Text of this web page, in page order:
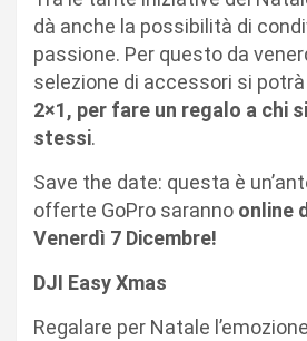
dà anche la possibilità di
passione. Per questo da
selezione di accessori si
2×1, per fare un regalo a chi
stessi.
Save the date: questa è
offerte GoPro saranno online
Venerdì 7 Dicembre!
DJI Easy Xmas
Regalare per Natale